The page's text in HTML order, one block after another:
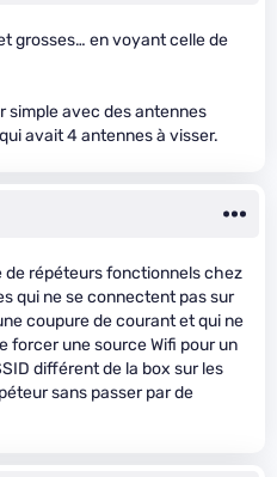
grosses… en voyant celle de
simple avec des antennes
avait 4 antennes à visser.
de répéteurs fonctionnels chez
qui ne se connectent pas sur
coupure de courant et qui ne
forcer une source Wifi pour un
différent de la box sur les
sans passer par de